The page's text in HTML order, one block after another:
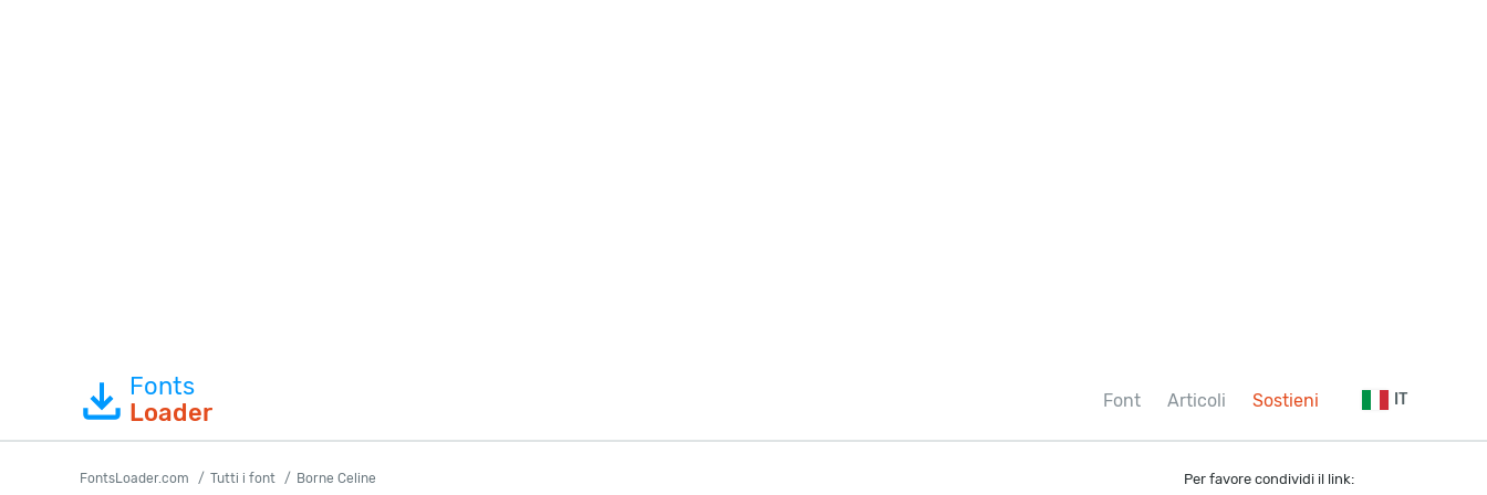
Fonts
Loader
Font Articoli Sostieni IT
FontsLoader.com Tutti i font Borne Celine Per favore condividi il link: